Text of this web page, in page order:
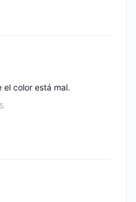
el color está mal.